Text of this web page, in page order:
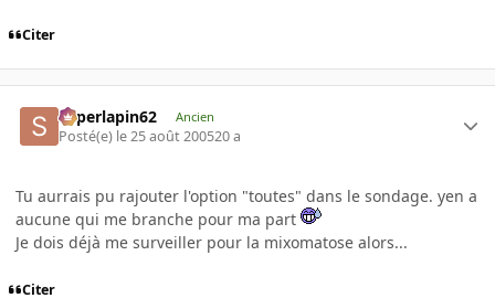
Citer
superlapin62 Ancien
Posté(e) le 25 août 200520 a
Tu aurrais pu rajouter l'option "toutes" dans le sondage. yen a
aucune qui me branche pour ma part
Je dois déjà me surveiller pour la mixomatose alors...
Citer